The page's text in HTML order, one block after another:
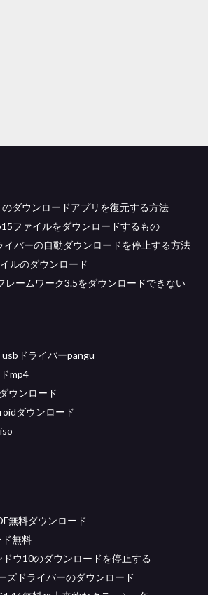
ダウンロードアプリを復元する方法
ファイルをダウンロードするもの
イバーの自動ダウンロードを停止する方法
ルのダウンロード
レームワーク3.5をダウンロードできない
ドライバーpangu
mp4
ウンロード
ダウンロード
無料ダウンロード
無料
ウ10のダウンロードを停止する
ズドライバーのダウンロード